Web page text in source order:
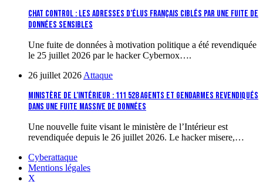
Chat Control : les adresses d’élus français ciblés par une fuite de
données sensibles
Une fuite de données à motivation politique a été revendiquée
le 25 juillet 2026 par le hacker Cybernox….
26 juillet 2026Attaque
Ministère de l’Intérieur : 111 528 agents et gendarmes revendiqués
dans une fuite massive de données
Une nouvelle fuite visant le ministère de l’Intérieur est
revendiquée depuis le 26 juillet 2026. Le hacker misere,…
Cyberattaque
Mentions légales
X